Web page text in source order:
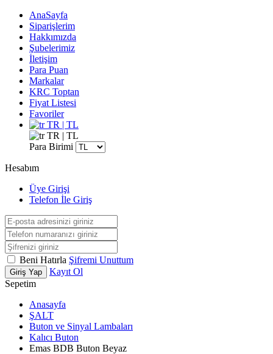
AnaSayfa
Siparişlerim
Hakkımızda
Şubelerimiz
İletişim
Para Puan
Markalar
KRC Toptan
Fiyat Listesi
Favoriler
TR | TL
TR | TL
Para Birimi
Hesabım
Üye Girişi
Telefon İle Giriş
Beni Hatırla Şifremi Unuttum
Giriş Yap
Kayıt Ol
Sepetim
Anasayfa
ŞALT
Buton ve Sinyal Lambaları
Kalıcı Buton
Emas BDB Buton Beyaz